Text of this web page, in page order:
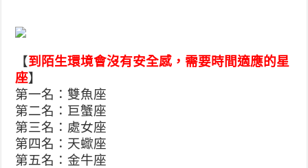
【到陌生環境會沒有安全感，需要時間適應的星
座】
第一名：雙魚座
第二名：巨蟹座
第三名：處女座
第四名：天蠍座
第五名：金牛座